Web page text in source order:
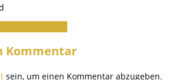
Kommentar
sein, um einen Kommentar abzugeben.